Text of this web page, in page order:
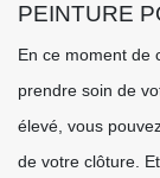
PEINTURE
En ce moment de
prendre soin de
élevé, vous
de votre clôture.